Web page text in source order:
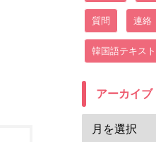
質問 連絡
韓国語テキスト
アーカイブ